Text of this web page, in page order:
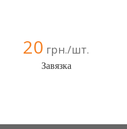
20 грн./шт.
Завязка
9 отзыв(а), 100% положительных